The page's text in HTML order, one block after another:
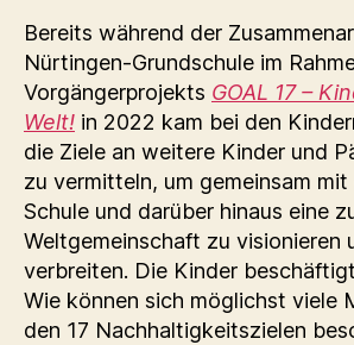
Bereits während der
Nürtingen-Grundschule im
Vorgängerprojekts GOAL 17 –
Welt! in 2022 kam bei den
die Ziele an weitere Kinder und
zu vermitteln, um gemeinsam mit
Schule und darüber hinaus eine
Weltgemeinschaft zu visionieren
verbreiten. Die Kinder
Wie können sich möglichst viele
den 17 Nachhaltigkeitszielen